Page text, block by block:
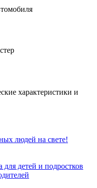
характеристики и
людей на свете!
детей и подростков